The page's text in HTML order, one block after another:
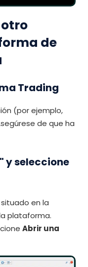
de
Trading
(por ejemplo,
de que ha
y seleccione
situado en la
plataforma.
Abrir una